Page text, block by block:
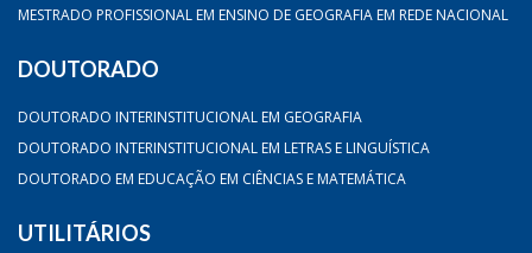
MESTRADO PROFISSIONAL EM ENSINO DE GEOGRAFIA EM REDE NACIONAL
DOUTORADO
DOUTORADO INTERINSTITUCIONAL EM GEOGRAFIA
DOUTORADO INTERINSTITUCIONAL EM LETRAS E LINGUÍSTICA
DOUTORADO EM EDUCAÇÃO EM CIÊNCIAS E MATEMÁTICA
UTILITÁRIOS